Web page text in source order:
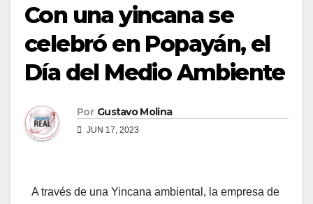
Con una yincana se
celebró en Popayán, el
Día del Medio Ambiente
Por Gustavo Molina
JUN 17, 2023
A través de una Yincana ambiental, la empresa de